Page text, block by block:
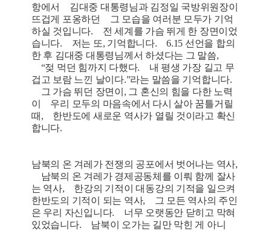
항에서 김대중 대통령님과 김정일 국방위원장이
뜨겁게 포옹하던 그 모습을 여러분 모두가 기억
하실 것입니다. 전 세계를 가슴 뛰게 한 장면이었
습니다. 저는 또, 기억합니다. 6.15 선언을 합의
한 후 김대중 대통령님께서 하셨다는 그 말씀,
“젖 먹던 힘까지 다했다. 내 평생 가장 길고 무
겁고 보람 느낀 날이다.”라는 말씀을 기억합니다.
그 가슴 뛰던 장면이, 그 혼신의 힘을 다한 노력
이 우리 모두의 마음속에서 다시 살아 꿈틀거릴
때, 한반도에 새로운 역사가 열릴 것이라고 확신
합니다.
남북의 온 겨레가 전쟁의 공포에서 벗어나는 역사,
남북의 온 겨레가 경제공동체를 이뤄 함께 잘사
는 역사, 한강의 기적이 대동강의 기적을 일으켜
한반도의 기적이 되는 역사, 그 모든 역사의 주인
은 우리 자신입니다. 너무 오랫동안 닫히고 막혀
있었습니다. 남북이 오가는 길만 막힌 게 아니